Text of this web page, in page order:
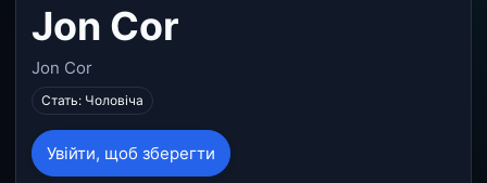
Jon Cor
Jon Cor
Стать: Чоловіча
Увійти, щоб зберегти